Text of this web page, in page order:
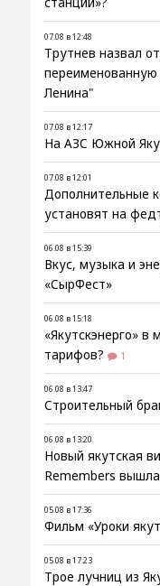
07.08 в 12:48
Трутнев назвал
Ленина"
07.08 в 12:17
На АЗС Южной
07.08 в 12:01
Дополнительные
установят на
06.08 в 15:39
Вкус, музыка и
«СырФест»
06.08 в 15:18
«Якутскэнерго»
тарифов?
1
06.08 в 13:47
Строительный
06.08 в 13:20
Новый якутская
Remembers
05.08 в 17:36
Фильм «Уроки
05.08 в 17:23
Трое лучниц из